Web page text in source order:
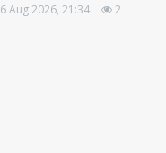
6 Aug 2026, 21:34 2